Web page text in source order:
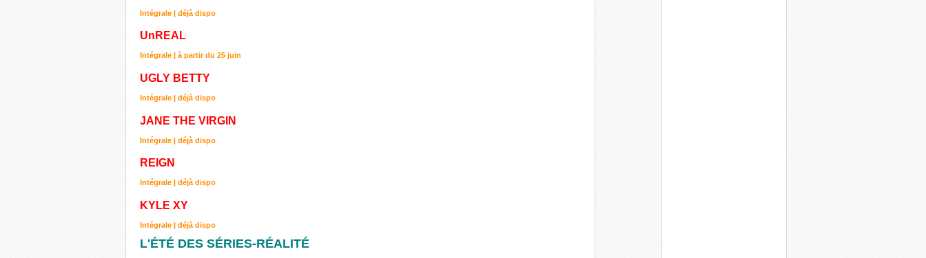
Intégrale | déjà dispo
UnREAL
Intégrale | à partir du 25 juin
UGLY BETTY
Intégrale | déjà dispo
JANE THE VIRGIN
Intégrale | déjà dispo
REIGN
Intégrale | déjà dispo
KYLE XY
Intégrale | déjà dispo
L'ÉTÉ DES SÉRIES-RÉALITÉ